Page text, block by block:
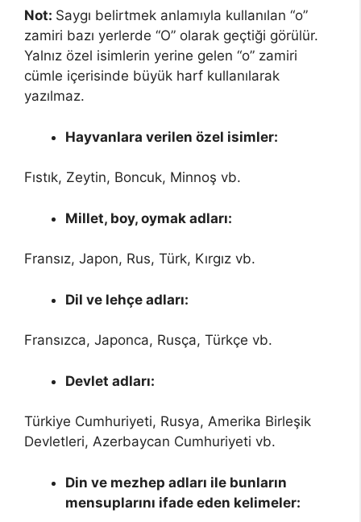
Not: Saygı belirtmek anlamıyla kullanılan “o”
zamiri bazı yerlerde “O” olarak geçtiği görülür.
Yalnız özel isimlerin yerine gelen “o” zamiri
cümle içerisinde büyük harf kullanılarak
yazılmaz.
Hayvanlara verilen özel isimler:
Fıstık, Zeytin, Boncuk, Minnoş vb.
Millet, boy, oymak adları:
Fransız, Japon, Rus, Türk, Kırgız vb.
Dil ve lehçe adları:
Fransızca, Japonca, Rusça, Türkçe vb.
Devlet adları:
Türkiye Cumhuriyeti, Rusya, Amerika Birleşik
Devletleri, Azerbaycan Cumhuriyeti vb.
Din ve mezhep adları ile bunların
mensuplarını ifade eden kelimeler: